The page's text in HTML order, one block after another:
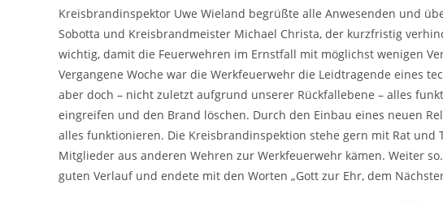
Kreisbrandinspektor Uwe Wieland begrüßte alle Anwesenden und
Sobotta und Kreisbrandmeister Michael Christa, der kurzfristig
wichtig, damit die Feuerwehren im Ernstfall mit möglichst wenigen
Vergangene Woche war die Werkfeuerwehr die Leidtragende eines
aber doch – nicht zuletzt aufgrund unserer Rückfallebene – alles
eingreifen und den Brand löschen. Durch den Einbau eines neuen
alles funktionieren. Die Kreisbrandinspektion stehe gern mit Rat und
Mitglieder aus anderen Wehren zur Werkfeuerwehr kämen. Weiter
guten Verlauf und endete mit den Worten „Gott zur Ehr, dem